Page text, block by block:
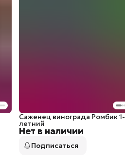
Нет в наличии
Саженец винограда Ромбик 1-
летний
Подписаться